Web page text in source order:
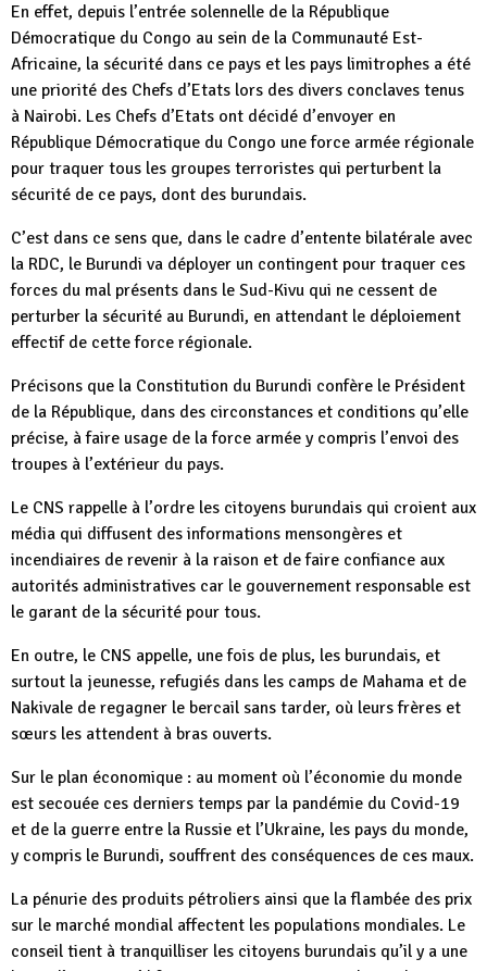
En effet, depuis l’entrée solennelle de la République
Démocratique du Congo au sein de la Communauté Est-
Africaine, la sécurité dans ce pays et les pays limitrophes a été
une priorité des Chefs d’Etats lors des divers conclaves tenus
à Nairobi. Les Chefs d’Etats ont décidé d’envoyer en
République Démocratique du Congo une force armée régionale
pour traquer tous les groupes terroristes qui perturbent la
sécurité de ce pays, dont des burundais.
C’est dans ce sens que, dans le cadre d’entente bilatérale avec
la RDC, le Burundi va déployer un contingent pour traquer ces
forces du mal présents dans le Sud-Kivu qui ne cessent de
perturber la sécurité au Burundi, en attendant le déploiement
effectif de cette force régionale.
Précisons que la Constitution du Burundi confère le Président
de la République, dans des circonstances et conditions qu’elle
précise, à faire usage de la force armée y compris l’envoi des
troupes à l’extérieur du pays.
Le CNS rappelle à l’ordre les citoyens burundais qui croient aux
média qui diffusent des informations mensongères et
incendiaires de revenir à la raison et de faire confiance aux
autorités administratives car le gouvernement responsable est
le garant de la sécurité pour tous.
En outre, le CNS appelle, une fois de plus, les burundais, et
surtout la jeunesse, refugiés dans les camps de Mahama et de
Nakivale de regagner le bercail sans tarder, où leurs frères et
sœurs les attendent à bras ouverts.
Sur le plan économique : au moment où l’économie du monde
est secouée ces derniers temps par la pandémie du Covid-19
et de la guerre entre la Russie et l’Ukraine, les pays du monde,
y compris le Burundi, souffrent des conséquences de ces maux.
La pénurie des produits pétroliers ainsi que la flambée des prix
sur le marché mondial affectent les populations mondiales. Le
conseil tient à tranquilliser les citoyens burundais qu’il y a une